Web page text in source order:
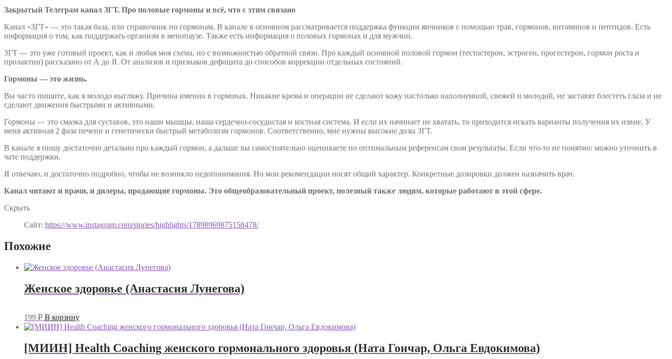
Закрытый Телеграм канал ЗГТ. Про половые гормоны и всё, что с этим связано
Канал «ЗГТ» — это такая база, или справочник по гормонам. В канале в основном рассматривается поддержка функции яичников с помощью трав, гормонов, витаминов и пептидов. Есть
информация о том, как поддержать организм в менопаузе. Также есть информация о половых гормонах и для мужчин.
ЗГТ — это уже готовый проект, как и любая моя схема, но с возможностью обратной связи. Про каждый основной половой гормон (тестостерон, эстроген, прогестерон, гормон роста и
пролактин) рассказано от А до Я. От анализов и признаков дефицита до способов коррекции отдельных состояний.
Гормоны — это жизнь.
Вы часто пишите, как я молодо выгляжу. Причина именно в гормонах. Никакие крема и операции не сделают кожу настолько наполненной, свежей и молодой, не заставят блестеть глаза и не
сделают движения быстрыми и активными.
Гормоны — это смазка для суставов, это наши мышцы, наша сердечно-сосудистая и костная система. И если их начинает не хватать, то приходится искать варианты получения их извне. У
меня активная 2 фаза печени и генетически быстрый метаболизм гормонов. Соответственно, мне нужны высокие дозы ЗГТ.
В канале я пишу достаточно детально про каждый гормон, а дальше вы самостоятельно оцениваете по оптимальным референсам свои результаты. Если что-то не понятно: можно уточнить в
чате поддержки.
Я отвечаю, и достаточно подробно, чтобы не возникло недопонимания. Но мои рекомендации носят общий характер. Конкретные дозировки должен назначить врач.
Канал читают и врачи, и дилеры, продающие гормоны. Это общеобразовательный проект, полезный также людям, которые работают в этой сфере.
Скрыть
Сайт: https://www.instagram.com/stories/highlights/17898969875158478/
Похожие
Женское здоровье (Анастасия Лунегова)
199 ₽ В корзину
[МИИН] Health Coaching женского гормонального здоровья (Ната Гончар, Ольга Евдокимова)